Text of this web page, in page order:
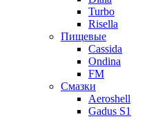
Turbo
Risella
Пищевые
Cassida
Ondina
FM
Смазки
Aeroshell
Gadus S1